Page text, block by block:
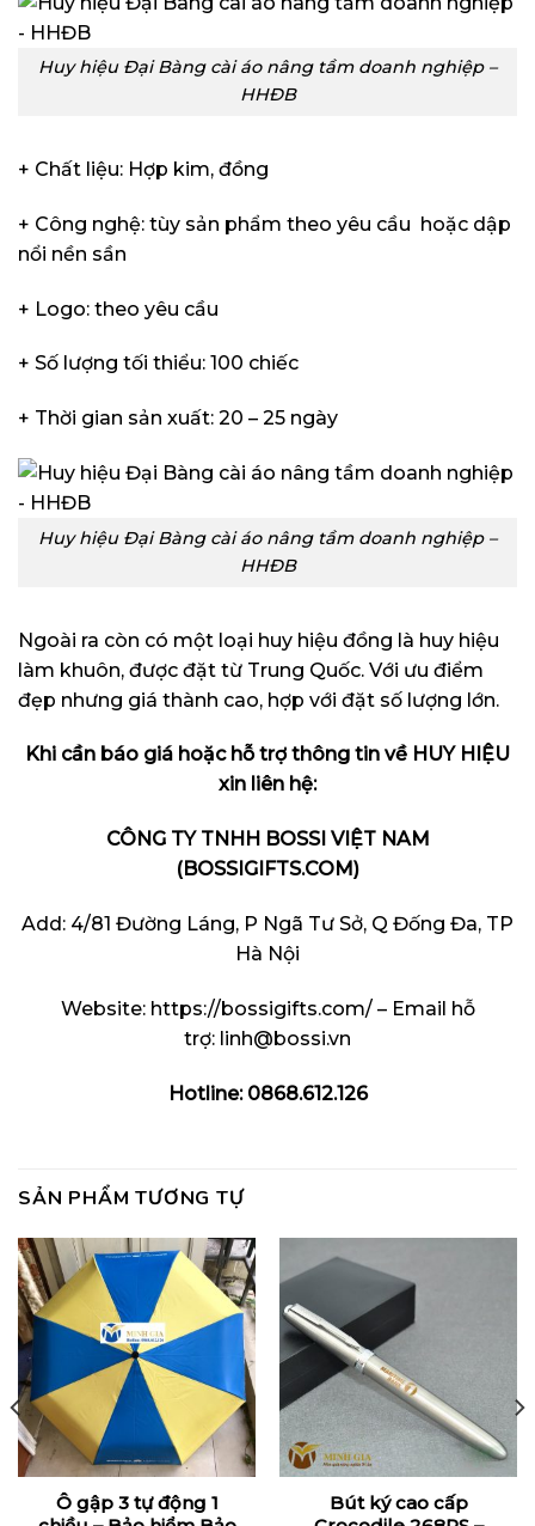
Huy hiệu Đại Bàng cài áo nâng tầm doanh nghiệp –
HHĐB
+ Chất liệu: Hợp kim, đồng
+ Công nghệ: tùy sản phẩm theo yêu cầu hoặc dập
nổi nền sần
+ Logo: theo yêu cầu
+ Số lượng tối thiểu: 100 chiếc
+ Thời gian sản xuất: 20 – 25 ngày
Huy hiệu Đại Bàng cài áo nâng tầm doanh nghiệp –
HHĐB
Ngoài ra còn có một loại huy hiệu đồng là huy hiệu
làm khuôn, được đặt từ Trung Quốc. Với ưu điểm
đẹp nhưng giá thành cao, hợp với đặt số lượng lớn.
Khi cần báo giá hoặc hỗ trợ thông tin về HUY HIỆU
xin liên hệ:
CÔNG TY TNHH BOSSI VIỆT NAM
(BOSSIGIFTS.COM)
Add: 4/81 Đường Láng, P Ngã Tư Sở, Q Đống Đa, TP
Hà Nội
Website: https://bossigifts.com/– Email hỗ
trợ: linh@bossi.vn
Hotline: 0868.612.126
SẢN PHẨM TƯƠNG TỰ
Ô gập 3 tự động 1
Bút ký cao cấp